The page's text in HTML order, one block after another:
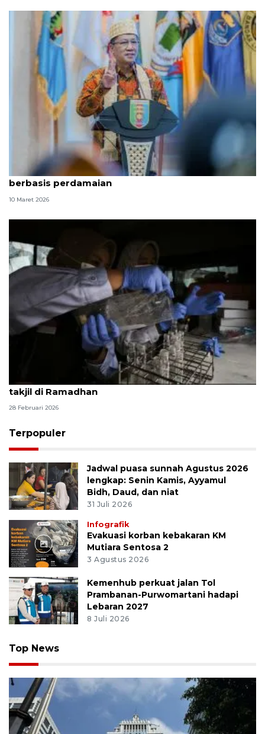
Menkum sebut Posbankum selesaikan sengketa
berbasis perdamaian
10 Maret 2026
BPOM Bandarlampung tingkatkan pengawasan
takjil di Ramadhan
28 Februari 2026
Terpopuler
Jadwal puasa sunnah Agustus 2026
lengkap: Senin Kamis, Ayyamul
Bidh, Daud, dan niat
31 Juli 2026
Infografik
Evakuasi korban kebakaran KM
Mutiara Sentosa 2
3 Agustus 2026
Kemenhub perkuat jalan Tol
Prambanan-Purwomartani hadapi
Lebaran 2027
8 Juli 2026
Top News